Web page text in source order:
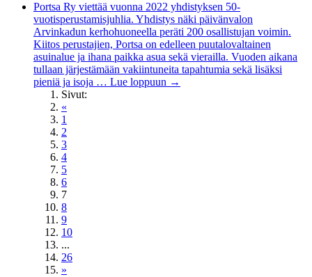
Portsa Ry viettää vuonna 2022 yhdistyksen 50-
vuotisperustamisjuhlia. Yhdistys näki päivänvalon
Arvinkadun kerhohuoneella peräti 200 osallistujan voimin.
Kiitos perustajien, Portsa on edelleen puutalovaltainen
asuinalue ja ihana paikka asua sekä vierailla. Vuoden aikana
tullaan järjestämään vakiintuneita tapahtumia sekä lisäksi
pieniä ja isoja … Lue loppuun →
Sivut:
«
1
2
3
4
5
6
7
8
9
10
...
26
»